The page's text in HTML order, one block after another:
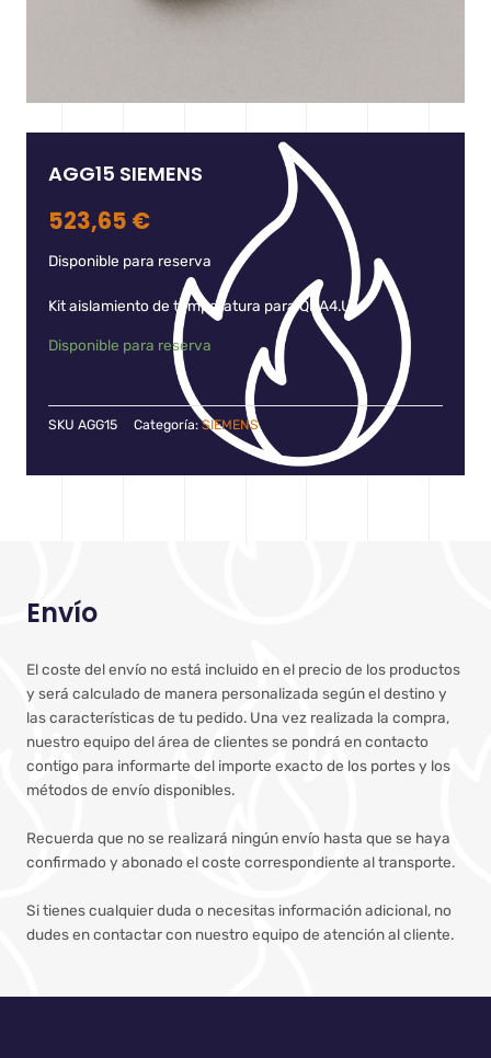
AGG15 SIEMENS
523,65 €
Disponible para reserva
Kit aislamiento de temperatura para QRA4.U.
Disponible para reserva
SKU AGG15 Categoría: SIEMENS
Envío
El coste del envío no está incluido en el precio de los productos
y será calculado de manera personalizada según el destino y
las características de tu pedido. Una vez realizada la compra,
nuestro equipo del área de clientes se pondrá en contacto
contigo para informarte del importe exacto de los portes y los
métodos de envío disponibles.
Recuerda que no se realizará ningún envío hasta que se haya
confirmado y abonado el coste correspondiente al transporte.
Si tienes cualquier duda o necesitas información adicional, no
dudes en contactar con nuestro equipo de atención al cliente.